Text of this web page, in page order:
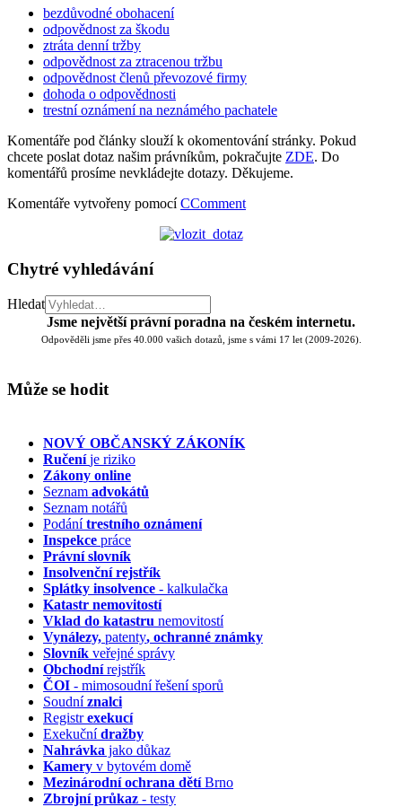
bezdůvodné obohacení
odpovědnost za škodu
ztráta denní tržby
odpovědnost za ztracenou tržbu
odpovědnost členů převozové firmy
dohoda o odpovědnosti
trestní oznámení na neznámého pachatele
Komentáře pod články slouží k okomentování stránky. Pokud
chcete poslat dotaz našim právníkům, pokračujte ZDE. Do
komentářů prosíme nevkládejte dotazy. Děkujeme.
Komentáře vytvořeny pomocíCComment
Chytré vyhledávání
Hledat
Jsme největší právní poradna na českém internetu.
Odpověděli jsme přes 40.000 vašich dotazů, jsme s vámi 17 let (2009-2026).
Může se hodit
NOVÝ OBČANSKÝ ZÁKONÍK
Ručeníje riziko
Zákony online
Seznam advokátů
Seznam notářů
Podánítrestního oznámení
Inspekce práce
Právní slovník
Insolvenčnírejstřík
Splátky insolvence - kalkulačka
Katastr nemovitostí
Vklad do katastru nemovitostí
Vynálezy, patenty, ochranné známky
Slovník veřejné správy
Obchodnírejstřík
ČOI - mimosoudní řešení sporů
Soudníznalci
Registrexekucí
Exekučnídražby
Nahrávka jako důkaz
Kamery v bytovém domě
Mezinárodní ochrana dětíBrno
Zbrojní průkaz - testy